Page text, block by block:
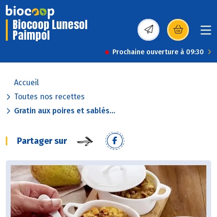
Biocoop Lunesol
Paimpol (s’ouvre dans une
Prochaine ouverture à 09:30
Accueil
Toutes nos recettes
Gratin aux poires et sablés...
Partager sur